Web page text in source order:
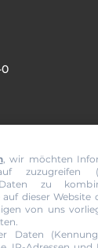
0
, wir möchten
zuzugreifen
Daten zu
dieser Website
von uns
Daten